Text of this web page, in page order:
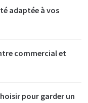
adaptée à vos
commercial et
pour garder un